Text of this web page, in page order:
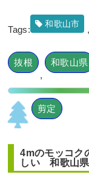
Tags:
和歌山市
抜根
,
和歌山県
剪定
4mのモッコク
しい 和歌山